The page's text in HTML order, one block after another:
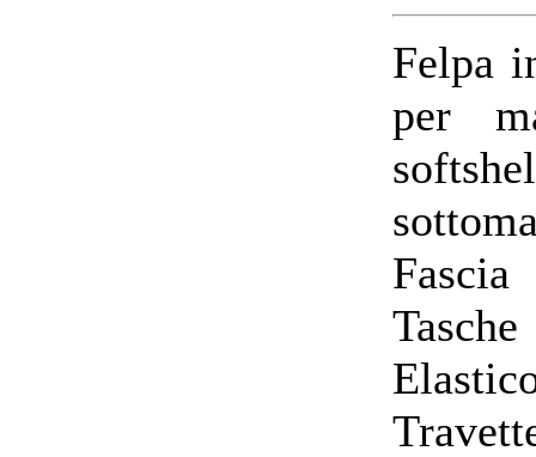
Felpa
per